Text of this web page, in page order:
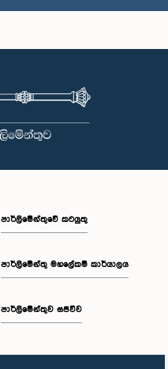
පාර්ලිමේන්තුවේ කටයුතු
පාර්ලිමේන්තු මහලේකම් කාර්යාලය
පාර්ලිමේන්තුව සජීවීව